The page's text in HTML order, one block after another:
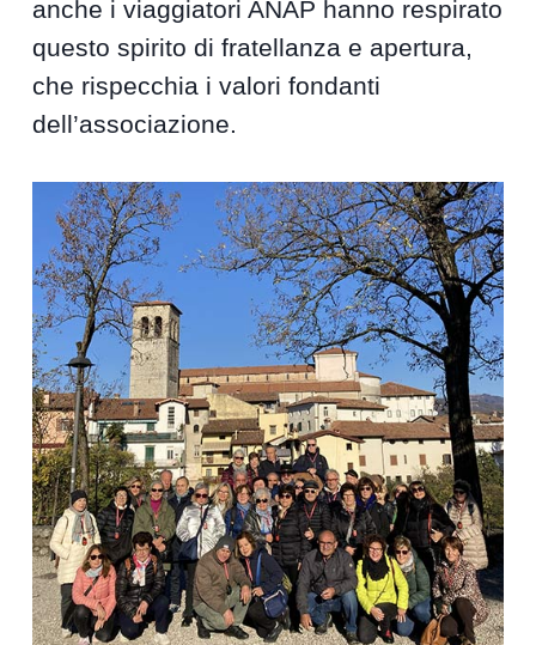
anche i viaggiatori ANAP hanno respirato
questo spirito di fratellanza e apertura,
che rispecchia i valori fondanti
dell’associazione.